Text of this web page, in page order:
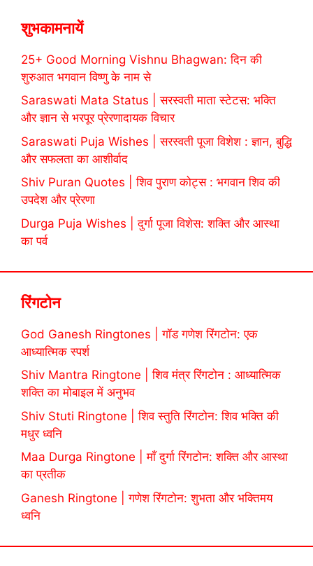
शुभकामनायें
25+ Good Morning Vishnu Bhagwan: दिन की
शुरुआत भगवान विष्णु के नाम से
Saraswati Mata Status | सरस्वती माता स्टेटस: भक्ति
और ज्ञान से भरपूर प्रेरणादायक विचार
Saraswati Puja Wishes | सरस्वती पूजा विशेश : ज्ञान, बुद्धि
और सफलता का आशीर्वाद
Shiv Puran Quotes | शिव पुराण कोट्स : भगवान शिव की
उपदेश और प्रेरणा
Durga Puja Wishes | दुर्गा पूजा विशेस: शक्ति और आस्था
का पर्व
रिंगटोन
God Ganesh Ringtones | गॉड गणेश रिंगटोन: एक
आध्यात्मिक स्पर्श
Shiv Mantra Ringtone | शिव मंत्र रिंगटोन : आध्यात्मिक
शक्ति का मोबाइल में अनुभव
Shiv Stuti Ringtone | शिव स्तुति रिंगटोन: शिव भक्ति की
मधुर ध्वनि
Maa Durga Ringtone | माँ दुर्गा रिंगटोन: शक्ति और आस्था
का प्रतीक
Ganesh Ringtone | गणेश रिंगटोन: शुभता और भक्तिमय
ध्वनि